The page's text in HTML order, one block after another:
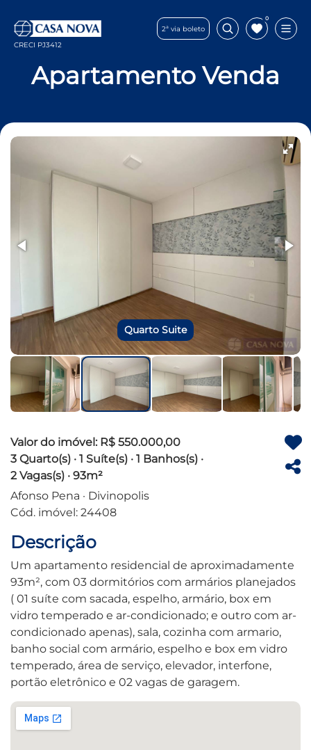
2ª via boleto
0
CRECI PJ3412
Apartamento Venda
Quarto Suite
Valor do imóvel: R$ 550.000,00
3 Quarto(s) · 1 Suíte(s) · 1 Banhos(s) ·
2 Vagas(s) · 93m²
Afonso Pena · Divinopolis
Cód. imóvel: 24408
Descrição
Um apartamento residencial de aproximadamente
93m², com 03 dormitórios com armários planejados
( 01 suíte com sacada, espelho, armário, box em
vidro temperado e ar-condicionado; e outro com ar-
condicionado apenas), sala, cozinha com armario,
banho social com armário, espelho e box em vidro
temperado, área de serviço, elevador, interfone,
portão eletrônico e 02 vagas de garagem.